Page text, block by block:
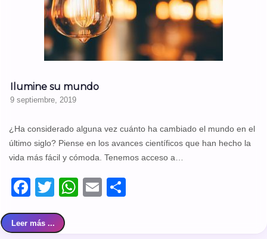
Ilumine su mundo
9 septiembre, 2019
¿Ha considerado alguna vez cuánto ha cambiado el mundo en el
último siglo? Piense en los avances científicos que han hecho la
vida más fácil y cómoda. Tenemos acceso a…
Facebook
TwitterWhatsApp
Email
Leer más ...